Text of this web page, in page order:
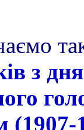
з
(1907-